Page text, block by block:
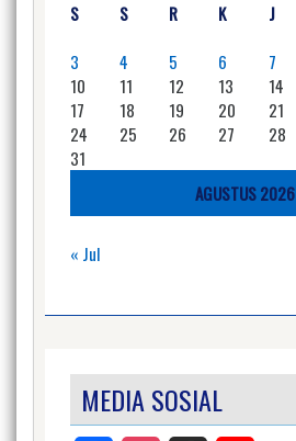
AGUSTUS 2026
S S R K J
3
4 5 6 7
10
11 12 13 14
17
18 19 20 21
24
25 26 27 28
31
« Jul
MEDIA SOSIAL